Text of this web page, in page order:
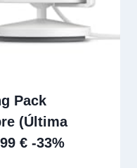
Pack
(Última
€ -33%